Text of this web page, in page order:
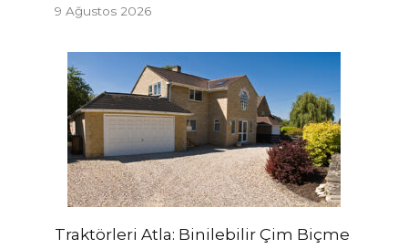
9 Ağustos 2026
Traktörleri Atla: Binilebilir Çim Biçme